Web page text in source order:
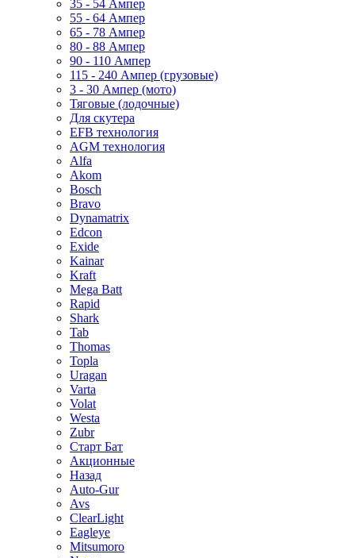
35 - 54 Ампер
55 - 64 Ампер
65 - 78 Ампер
80 - 88 Ампер
90 - 110 Ампер
115 - 240 Ампер (грузовые)
3 - 30 Ампер (мото)
Тяговые (лодочные)
Для скутера
EFB технология
AGM технология
Alfa
Akom
Bosch
Bravo
Dynamatrix
Edcon
Exide
Kainar
Kraft
Mega Batt
Rapid
Shark
Tab
Thomas
Topla
Uragan
Varta
Volat
Westa
Zubr
Старт Бат
Акционные
Назад
Auto-Gur
Avs
ClearLight
Eagleye
Mitsumoro